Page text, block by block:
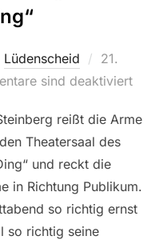
Lüdenscheid
am
21.
sind deaktiviert
reißt die Arme
Theatersaal des
und reckt die
in Richtung Publikum.
so richtig ernst
so richtig seine